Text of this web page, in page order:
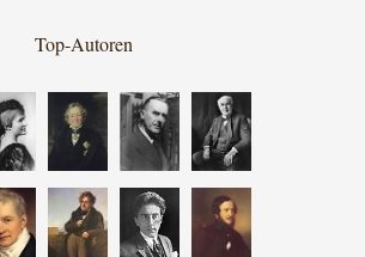
Top-Autoren